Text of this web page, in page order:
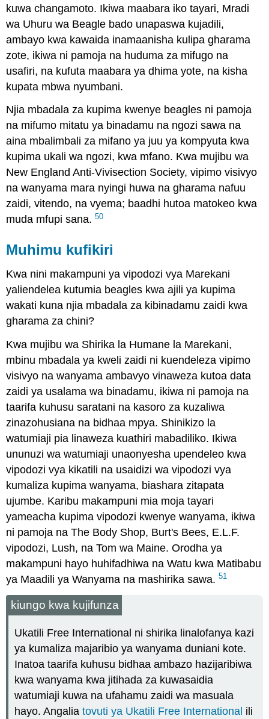
kuwa changamoto. Ikiwa maabara iko tayari, Mradi
wa Uhuru wa Beagle bado unapaswa kujadili,
ambayo kwa kawaida inamaanisha kulipa gharama
zote, ikiwa ni pamoja na huduma za mifugo na
usafiri, na kufuta maabara ya dhima yote, na kisha
kupata mbwa nyumbani.
Njia mbadala za kupima kwenye beagles ni pamoja
na mifumo mitatu ya binadamu na ngozi sawa na
aina mbalimbali za mifano ya juu ya kompyuta kwa
kupima ukali wa ngozi, kwa mfano. Kwa mujibu wa
New England Anti-Vivisection Society, vipimo visivyo
na wanyama mara nyingi huwa na gharama nafuu
zaidi, vitendo, na vyema; baadhi hutoa matokeo kwa
muda mfupi sana.50
Muhimu kufikiri
Kwa nini makampuni ya vipodozi vya Marekani
yaliendelea kutumia beagles kwa ajili ya kupima
wakati kuna njia mbadala za kibinadamu zaidi kwa
gharama za chini?
Kwa mujibu wa Shirika la Humane la Marekani,
mbinu mbadala ya kweli zaidi ni kuendeleza vipimo
visivyo na wanyama ambavyo vinaweza kutoa data
zaidi ya usalama wa binadamu, ikiwa ni pamoja na
taarifa kuhusu saratani na kasoro za kuzaliwa
zinazohusiana na bidhaa mpya. Shinikizo la
watumiaji pia linaweza kuathiri mabadiliko. Ikiwa
ununuzi wa watumiaji unaonyesha upendeleo kwa
vipodozi vya kikatili na usaidizi wa vipodozi vya
kumaliza kupima wanyama, biashara zitapata
ujumbe. Karibu makampuni mia moja tayari
yameacha kupima vipodozi kwenye wanyama, ikiwa
ni pamoja na The Body Shop, Burt's Bees, E.L.F.
vipodozi, Lush, na Tom wa Maine. Orodha ya
makampuni hayo huhifadhiwa na Watu kwa Matibabu
ya Maadili ya Wanyama na mashirika sawa.51
kiungo kwa kujifunza
Ukatili Free International ni shirika linalofanya kazi
ya kumaliza majaribio ya wanyama duniani kote.
Inatoa taarifa kuhusu bidhaa ambazo hazijaribiwa
kwa wanyama kwa jitihada za kuwasaidia
watumiaji kuwa na ufahamu zaidi wa masuala
hayo. Angaliatovuti ya Ukatili Free International ili